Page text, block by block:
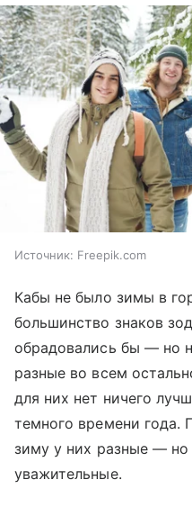
Источник: Freepik.com
Кабы не было зимы в
большинство знаков
обрадовались бы — но
разные во всем
для них нет ничего
темного времени года.
зиму у них разные — но
уважительные.